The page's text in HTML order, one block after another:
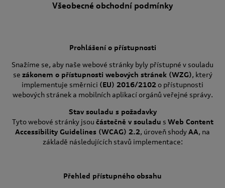
Všeobecné obchodní podmínky
Prohlášení o přístupnosti
Snažíme se, aby naše webové stránky byly přístupné v souladu
se zákonem o přístupnosti webových stránek (WZG), který
implementuje směrnici (EU) 2016/2102o přístupnosti
webových stránek a mobilních aplikací orgánů veřejné správy.
Stav souladu s požadavky
Tyto webové stránky jsou částečně v souladu s Web Content
Accessibility Guidelines (WCAG) 2.2, úroveň shodyAA, na
základě následujících stavů implementace:
Přehled přístupného obsahu